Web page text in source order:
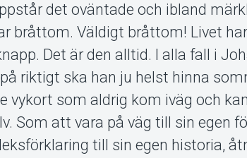
det oväntade och ibland
bråttom. Väldigt bråttom! Livet
Det är den alltid. I alla fall i
riktigt ska han ju helst hinna
vykort som aldrig kom iväg och
Som att vara på väg till sin egen
till sin egen historia,